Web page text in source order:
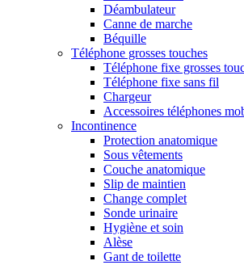
Déambulateur
Canne de marche
Béquille
Téléphone grosses touches
Téléphone fixe grosses
Téléphone fixe sans fil
Chargeur
Accessoires téléphones
Incontinence
Protection anatomique
Sous vêtements
Couche anatomique
Slip de maintien
Change complet
Sonde urinaire
Hygiène et soin
Alèse
Gant de toilette